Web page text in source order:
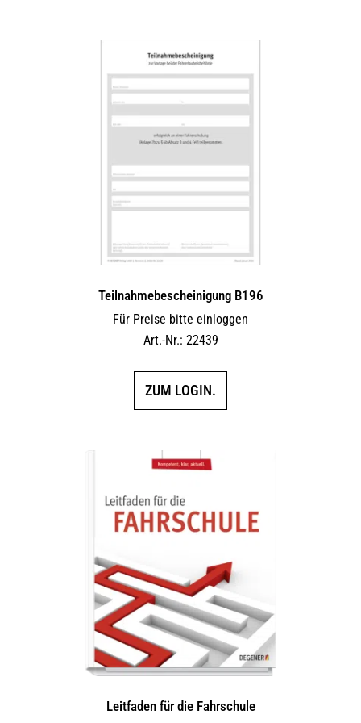
Teilnahmebescheinigung B196
Für Preise bitte einloggen
Art.-Nr.: 22439
ZUM LOGIN.
Leitfaden für die Fahrschule